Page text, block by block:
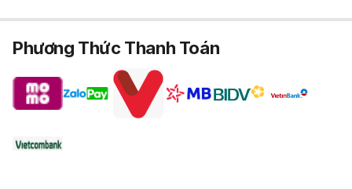
Phương Thức Thanh Toán